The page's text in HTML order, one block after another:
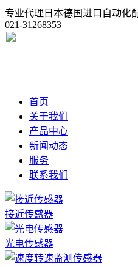
专业代理日本德国进口自动化
021-31268353
首页
关于我们
产品中心
新闻动态
服务
联系我们
接近传感器
光电传感器